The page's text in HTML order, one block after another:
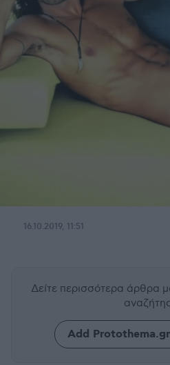
16.10.2019, 11:51
Δείτε περισσότερα άρθρα
Add